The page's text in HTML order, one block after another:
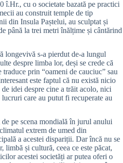
î.Hr., cu o societate bazată pe practici
au construit temple de tip
din Insula Paștelui, au sculptat și
până la trei metri înălțime și cântărind
longevivă s-a pierdut de-a lungul
despre limba lor, deși se crede că
traduce prin “oameni de cauciuc” sau
este faptul că nu există nicio
idei despre cine a trăit acolo, nici
care au putut fi recuperate au
pe scena mondială în jurul anului
extrem de umed din
a acestei dispariții. Dar încă nu se
limbă și cultură, ceea ce este păcat,
acestei societăți ar putea oferi o